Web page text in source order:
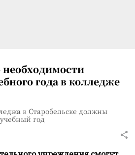
необходимости
года в колледже
в Старобельске должны
год